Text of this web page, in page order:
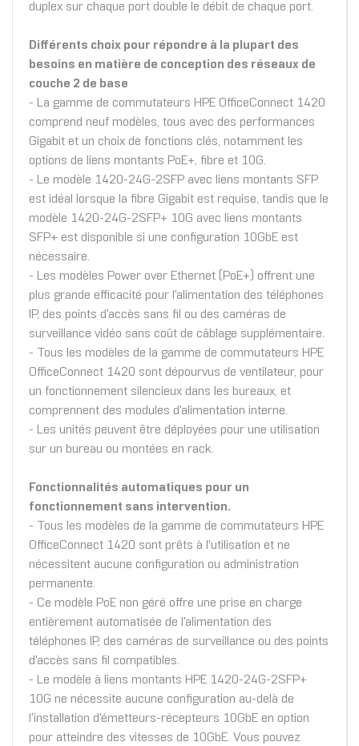
duplex sur chaque port double le débit de chaque port.
Différents choix pour répondre à la plupart des
besoins en matière de conception des réseaux de
couche 2 de base
- La gamme de commutateurs HPE OfficeConnect 1420
comprend neuf modèles, tous avec des performances
Gigabit et un choix de fonctions clés, notamment les
options de liens montants PoE+, fibre et 10G.
- Le modèle 1420-24G-2SFP avec liens montants SFP
est idéal lorsque la fibre Gigabit est requise, tandis que le
modèle 1420-24G-2SFP+ 10G avec liens montants
SFP+ est disponible si une configuration 10GbE est
nécessaire.
- Les modèles Power over Ethernet (PoE+) offrent une
plus grande efficacité pour l'alimentation des téléphones
IP, des points d'accès sans fil ou des caméras de
surveillance vidéo sans coût de câblage supplémentaire.
- Tous les modèles de la gamme de commutateurs HPE
OfficeConnect 1420 sont dépourvus de ventilateur, pour
un fonctionnement silencieux dans les bureaux, et
comprennent des modules d'alimentation interne.
- Les unités peuvent être déployées pour une utilisation
sur un bureau ou montées en rack.
Fonctionnalités automatiques pour un
fonctionnement sans intervention.
- Tous les modèles de la gamme de commutateurs HPE
OfficeConnect 1420 sont prêts à l'utilisation et ne
nécessitent aucune configuration ou administration
permanente.
- Ce modèle PoE non géré offre une prise en charge
entièrement automatisée de l'alimentation des
téléphones IP, des caméras de surveillance ou des points
d'accès sans fil compatibles.
- Le modèle à liens montants HPE 1420-24G-2SFP+
10G ne nécessite aucune configuration au-delà de
l'installation d'émetteurs-récepteurs 10GbE en option
pour atteindre des vitesses de 10GbE. Vous pouvez